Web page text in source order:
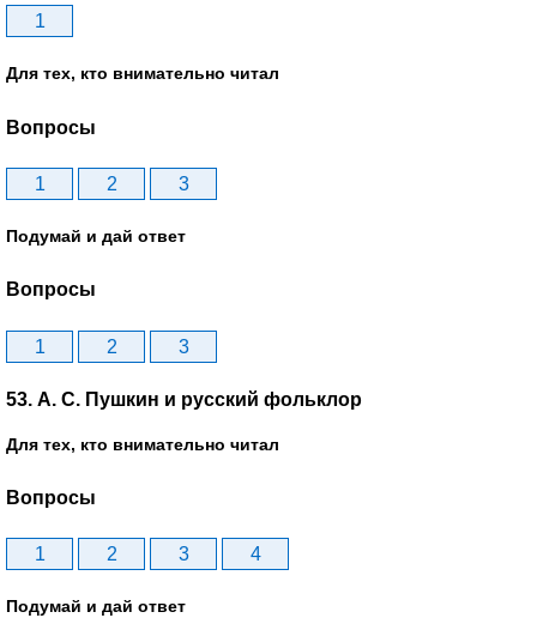
1
Для тех, кто внимательно читал
Вопросы
1 2 3
Подумай и дай ответ
Вопросы
1 2 3
53. А. С. Пушкин и русский фольклор
Для тех, кто внимательно читал
Вопросы
1 2 3 4
Подумай и дай ответ